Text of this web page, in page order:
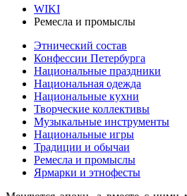
WIKI
Ремесла и промыслы
Этнический состав
Конфессии Петербурга
Национальные праздники
Национальная одежда
Национальные кухни
Творческие коллективы
Музыкальные инструменты
Национальные игры
Традиции и обычаи
Ремесла и промыслы
Ярмарки и этнофесты